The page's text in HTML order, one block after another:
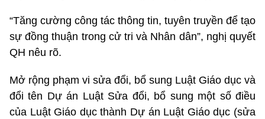
“Tăng cường công tác thông tin, tuyên truyền để tạo
sự đồng thuận trong cử tri và Nhân dân”, nghị quyết
QH nêu rõ.
Mở rộng phạm vi sửa đổi, bổ sung Luật Giáo dục và
đổi tên Dự án Luật Sửa đổi, bổ sung một số điều
của Luật Giáo dục thành Dự án Luật Giáo dục (sửa